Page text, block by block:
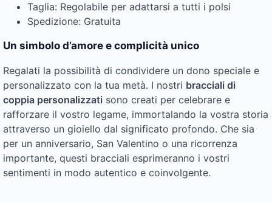
Taglia: Regolabile per adattarsi a tutti i polsi
Spedizione: Gratuita
Un simbolo d’amore e complicità unico
Regalati la possibilità di condividere un dono speciale e
personalizzato con la tua metà. I nostri bracciali di
coppia personalizzati sono creati per celebrare e
rafforzare il vostro legame, immortalando la vostra storia
attraverso un gioiello dal significato profondo. Che sia
per un anniversario, San Valentino o una ricorrenza
importante, questi bracciali esprimeranno i vostri
sentimenti in modo autentico e coinvolgente.